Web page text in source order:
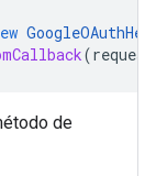
(request
de